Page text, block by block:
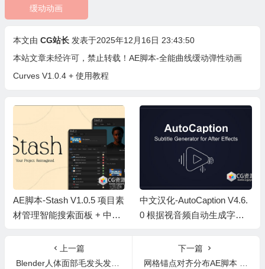
缓动动画
本文由 CG站长 发表于2025年12月16日 23:43:50
本站文章未经许可，禁止转载！ AE脚本-全能曲线缓动弹性动画
Curves V1.0.4 + 使用教程
AE脚本-Stash V1.0.5 项目素
材管理智能搜索面板 + 中文
中文汉化-AutoCaption V4.6.
0 根据视音频自动生成字幕A
上一篇
Blender人体面部毛发头发工具包插件 Facial Hair Toolkit Geo V2.2.1+使用教程
下一篇
网格锚点对齐分布AE脚本 Layout V1.0.3 + 使用教程